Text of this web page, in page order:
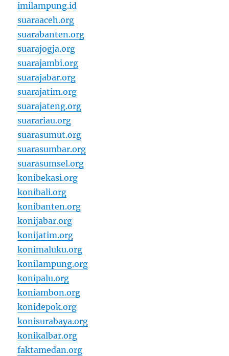
imilampung.id
suaraaceh.org
suarabanten.org
suarajogja.org
suarajambi.org
suarajabar.org
suarajatim.org
suarajateng.org
suarariau.org
suarasumut.org
suarasumbar.org
suarasumsel.org
konibekasi.org
konibali.org
konibanten.org
konijabar.org
konijatim.org
konimaluku.org
konilampung.org
konipalu.org
koniambon.org
konidepok.org
konisurabaya.org
konikalbar.org
faktamedan.org